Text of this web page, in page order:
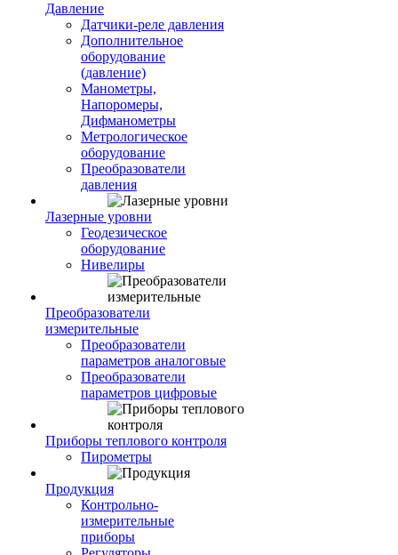
Давление
Датчики-реле давления
Дополнительное
оборудование
(давление)
Манометры,
Напоромеры,
Дифманометры
Метрологическое
оборудование
Преобразователи
давления
Лазерные уровни
Геодезическое
оборудование
Нивелиры
Преобразователи
измерительные
Преобразователи
параметров аналоговые
Преобразователи
параметров цифровые
Приборы теплового контроля
Пирометры
Продукция
Контрольно-
измерительные
приборы